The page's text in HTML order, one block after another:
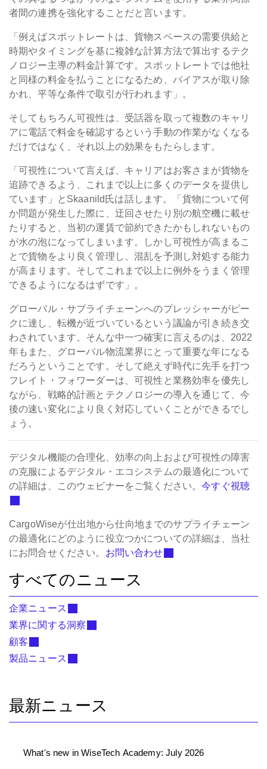
者間の連携を強化することだと言います。
「例えばスポットレートは、貨物スペースの需要供給と
時期やタイミングを基に複雑な計算方法で算出するテク
ノロジー主導の料金計算です。スポットレートでは他社
と同様の料金を払うことになるため、バイアスが取り除
かれ、平等な条件で取引が行われます」。
そしてもちろん可視性は、受話器を取って複数のキャリ
アに電話で料金を確認するという手動の作業がなくなる
だけではなく、それ以上の効果をもたらします。
「可視性について言えば、キャリアはお客さまが貨物を
追跡できるよう、これまで以上に多くのデータを提供し
ています」とSkaanild氏は話します。「貨物について何
か問題が発生した際に、迂回させたり別の航空機に載せ
たりすると、当初の運賃で節約できたかもしれないもの
が水の泡になってしまいます。しかし可視性が高まるこ
とで貨物をより良く管理し、混乱を予測し対処する能力
が高まります。そしてこれまで以上に例外をうまく管理
できるようになるはずです」。
グローバル・サプライチェーンへのプレッシャーがピー
クに達し、転機が近づいているという議論が引き続き交
わされています。そんな中一つ確実に言えるのは、2022
年もまた、グローバル物流業界にとって重要な年になる
だろうということです。そして絶えず時代に先手を打つ
フレイト・フォワーダーは、可視性と業務効率を優先し
ながら、戦略的計画とテクノロジーの導入を通じて、今
後の速い変化により良く対応していくことができるでし
ょう。
デジタル機能の合理化、効率の向上および可視性の障害
の克服によるデジタル・エコシステムの最適化について
の詳細は、このウェビナーをご覧ください。今すぐ視聴
CargoWiseが仕出地から仕向地までのサプライチェーン
の最適化にどのように役立つかについての詳細は、当社
にお問合せください。 お問い合わせ
すべてのニュース
企業ニュース
業界に関する洞察
顧客
製品ニュース
最新ニュース
What's new in WiseTech Academy: July 2026